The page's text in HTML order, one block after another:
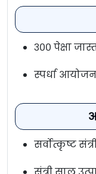
३०० पेक्षा
स्पर्धा
सर्वोत्कृष्ट